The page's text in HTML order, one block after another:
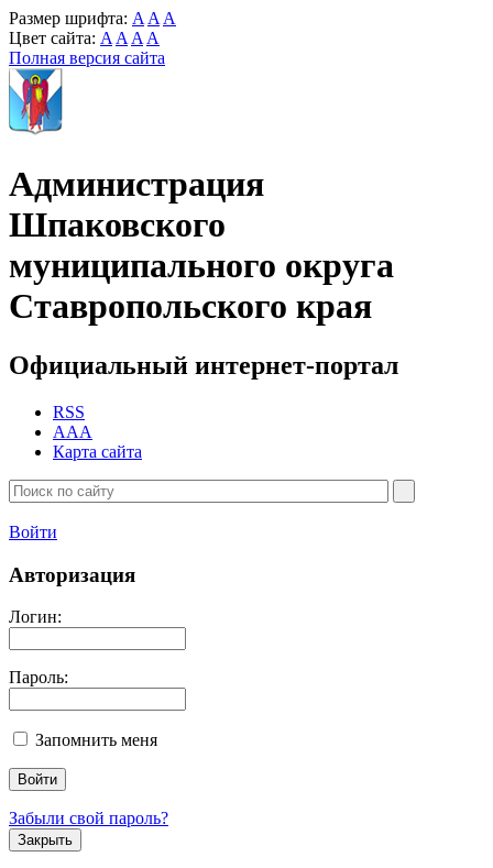
Размер шрифта: A A A
Цвет сайта: A A A A
Полная версия сайта
Администрация
Шпаковского
муниципального округа
Ставропольского края
Официальный интернет-портал
RSS
AAA
Карта сайта
Войти
Авторизация
Логин:
Пароль:
Запомнить меня
Забыли свой пароль?
Закрыть